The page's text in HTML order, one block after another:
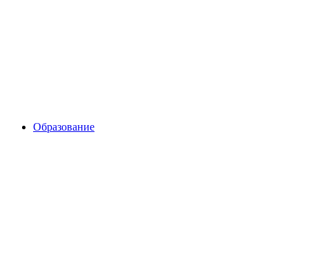
Образование